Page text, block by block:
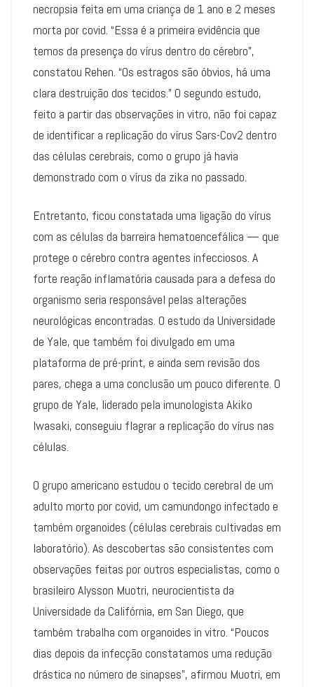
necropsia feita em uma criança de 1 ano e 2 meses
morta por covid. “Essa é a primeira evidência que
temos da presença do vírus dentro do cérebro”,
constatou Rehen. “Os estragos são óbvios, há uma
clara destruição dos tecidos.” O segundo estudo,
feito a partir das observações in vitro, não foi capaz
de identificar a replicação do vírus Sars-Cov2 dentro
das células cerebrais, como o grupo já havia
demonstrado com o vírus da zika no passado.
Entretanto, ficou constatada uma ligação do vírus
com as células da barreira hematoencefálica — que
protege o cérebro contra agentes infecciosos. A
forte reação inflamatória causada para a defesa do
organismo seria responsável pelas alterações
neurológicas encontradas. O estudo da Universidade
de Yale, que também foi divulgado em uma
plataforma de pré-print, e ainda sem revisão dos
pares, chega a uma conclusão um pouco diferente. O
grupo de Yale, liderado pela imunologista Akiko
Iwasaki, conseguiu flagrar a replicação do vírus nas
células.
O grupo americano estudou o tecido cerebral de um
adulto morto por covid, um camundongo infectado e
também organoides (células cerebrais cultivadas em
laboratório). As descobertas são consistentes com
observações feitas por outros especialistas, como o
brasileiro Alysson Muotri, neurocientista da
Universidade da Califórnia, em San Diego, que
também trabalha com organoides in vitro. “Poucos
dias depois da infecção constatamos uma redução
drástica no número de sinapses”, afirmou Muotri, em